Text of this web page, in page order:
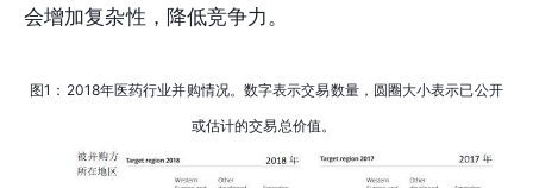
会增加复杂性，降低竞争力。
图1：2018年医药行业并购情况。数字表示交易数量，圆圈大小表示已公开
或估计的交易总价值。